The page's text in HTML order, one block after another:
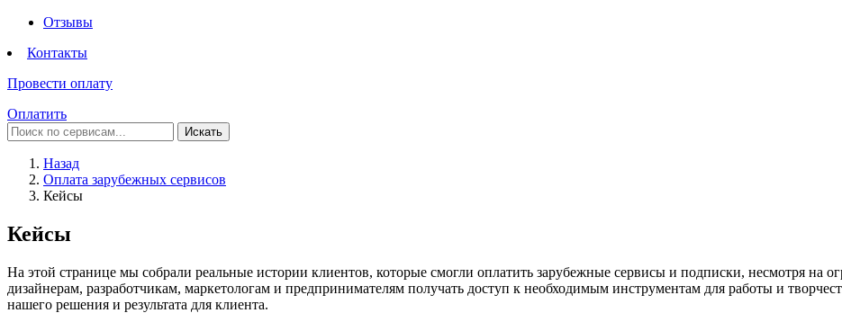
Отзывы
Контакты
Провести оплату
Оплатить
Искать
Назад
Оплата зарубежных сервисов
Кейсы
Кейсы
На этой странице мы собрали реальные истории клиентов, которые смогли оплатить зарубежные сервисы и подписки, несмотря на
дизайнерам, разработчикам, маркетологам и предпринимателям получать доступ к необходимым инструментам для работы и
нашего решения и результата для клиента.